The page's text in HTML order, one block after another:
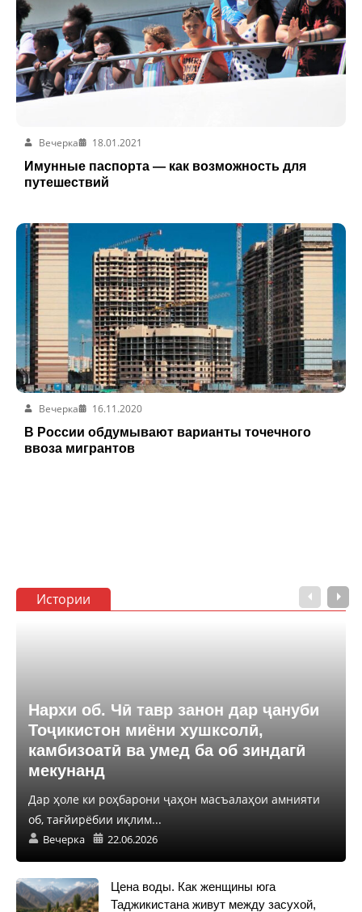
Вечерка
18.01.2021
Имунные паспорта — как возможность для
путешествий
Вечерка
16.11.2020
В России обдумывают варианты точечного
ввоза мигрантов
Истории
Нархи об. Чӣ тавр занон дар ҷануби
Тоҷикистон миёни хушксолӣ,
камбизоатӣ ва умед ба об зиндагӣ
мекунанд
Дар ҳоле ки роҳбарони ҷаҳон масъалаҳои амнияти
об, тағйирёбии иқлим...
Вечерка 22.06.2026
Цена воды. Как женщины юга
Таджикистана живут между засухой,